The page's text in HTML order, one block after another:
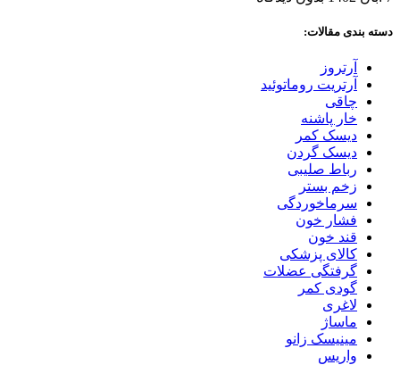
دسته بندی مقالات:
آرتروز
آرتریت روماتوئید
چاقی
خار پاشنه
دیسک کمر
دیسک گردن
رباط صلیبی
زخم بستر
سرماخوردگی
فشار خون
قند خون
کالای پزشکی
گرفتگی عضلات
گودی کمر
لاغری
ماساژ
مینیسک زانو
واریس